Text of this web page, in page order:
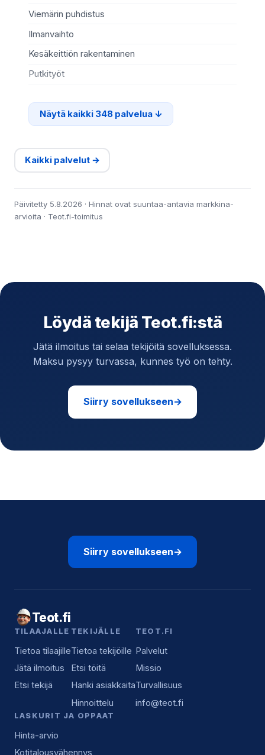
Viemärin puhdistus
Ilmanvaihto
Kesäkeittiön rakentaminen
Putkityöt
Näytä kaikki 348 palvelua
Kaikki palvelut →
Päivitetty 5.8.2026 · Hinnat ovat suuntaa-antavia markkina-
arvioita · Teot.fi-toimitus
Löydä tekijä Teot.fi:stä
Jätä ilmoitus tai selaa tekijöitä sovelluksessa.
Maksu pysyy turvassa, kunnes työ on tehty.
Siirry sovellukseen→
Siirry sovellukseen→
Teot.fi
TILAAJALLE
Tietoa tilaajille
Jätä ilmoitus
Etsi tekijä
TEKIJÄLLE
Tietoa tekijöille
Etsi töitä
Hanki asiakkaita
Hinnoittelu
TEOT.FI
Palvelut
Missio
Turvallisuus
info@teot.fi
LASKURIT JA OPPAAT
Hinta-arvio
Kotitalousvähennys